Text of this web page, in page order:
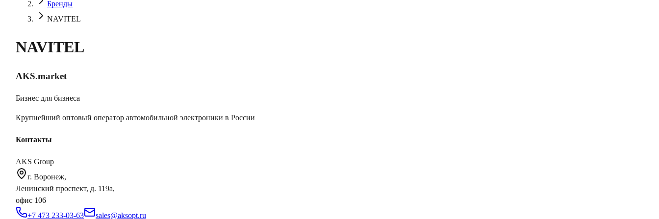
Бренды
NAVITEL
NAVITEL
AKS.market
Бизнес для бизнеса
Крупнейший оптовый оператор автомобильной электроники в России
Контакты
AKS Group
г. Воронеж,
Ленинский проспект, д. 119а,
офис 106
+7 473 233-03-63
sales@aksopt.ru